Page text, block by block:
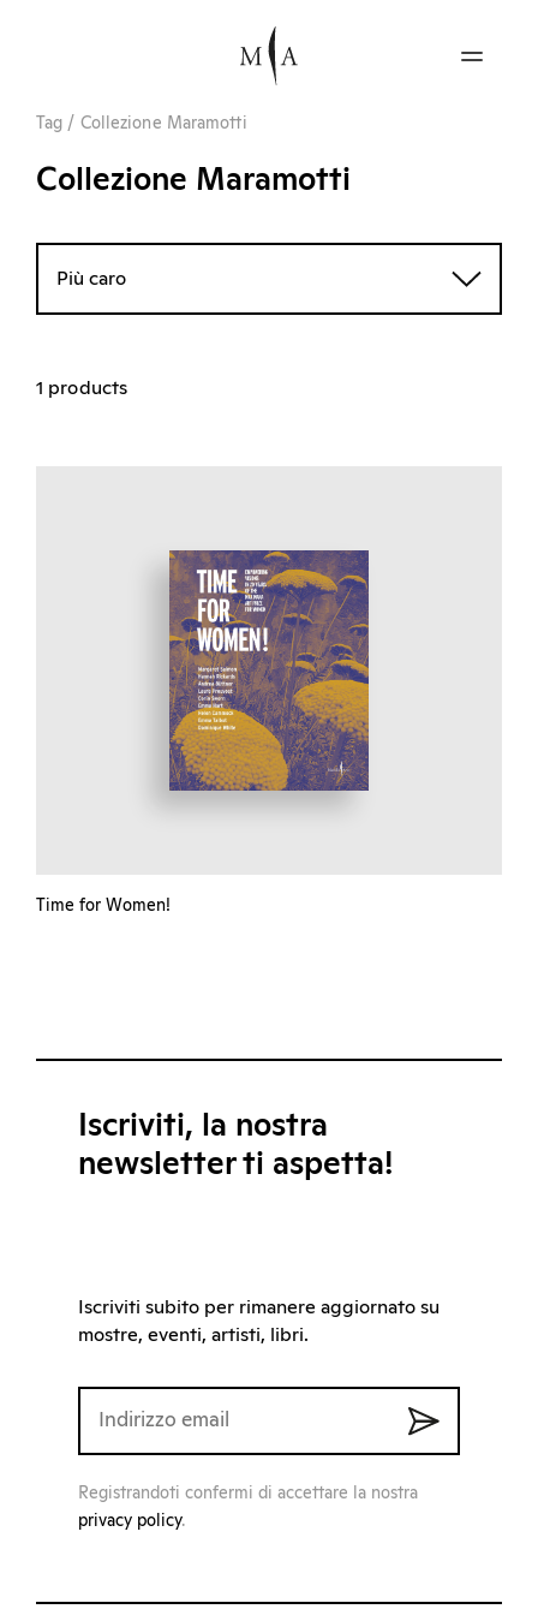
Tag / Collezione Maramotti
Collezione Maramotti
Più caro
1 products
Time for Women!
Iscriviti, la nostra
newsletter ti aspetta!
Iscriviti subito per rimanere aggiornato su
mostre, eventi, artisti, libri.
Registrandoti confermi di accettare la nostra
privacy policy.